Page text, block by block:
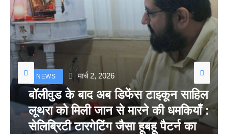
NEWS मार्च 2, 2026
बॉलीवुड के बाद अब डिफेंस टाइकून साहिल
लूथरा को मिली जान से मारने की धमकियाँ :
सेलिब्रिटी टारगेटिंग जैसा हूबहू पैटर्न का